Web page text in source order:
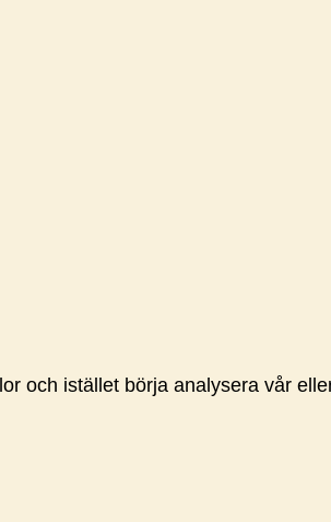
och istället börja analysera vår